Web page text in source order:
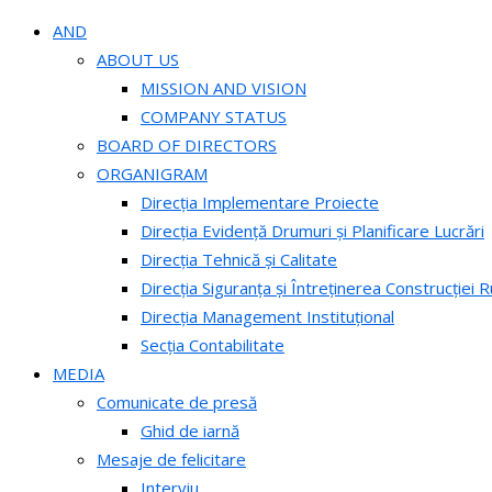
AND
ABOUT US
MISSION AND VISION
COMPANY STATUS
BOARD OF DIRECTORS
ORGANIGRAM
Direcția Implementare Proiecte
Direcția Evidență Drumuri și Planificare Lucrări
Direcția Tehnică și Calitate
Direcția Siguranța și Întreținerea Construcției
Direcția Management Instituțional
Secția Contabilitate
MEDIA
Comunicate de presă
Ghid de iarnă
Mesaje de felicitare
Interviu